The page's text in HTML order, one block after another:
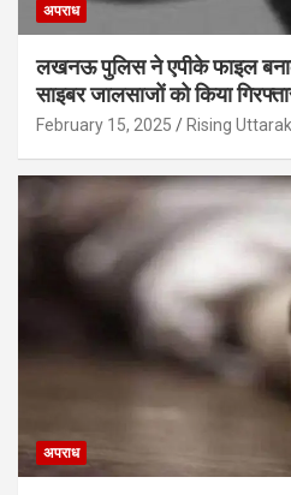
अपराध
लखनऊ पुलिस ने एपीके फाइल
साइबर जालसाजों को किया
February 15, 2025 Rising
अपराध